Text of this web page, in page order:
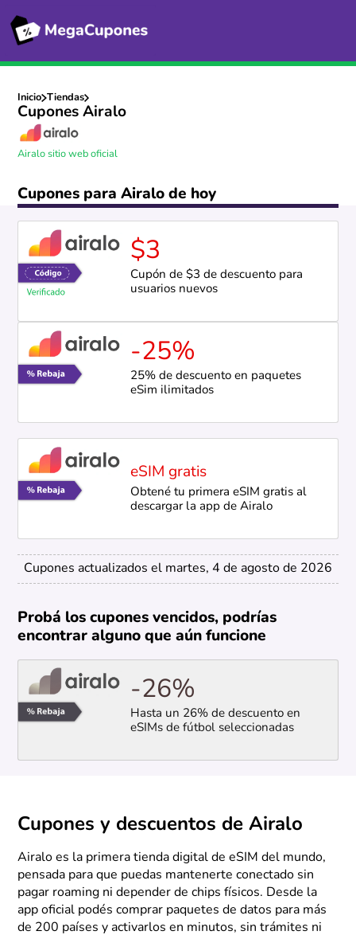
Inicio Tiendas
Cupones Airalo
Airalo sitio web oficial
Cupones para Airalo de hoy
$3
Cupón de $3 de descuento para
usuarios nuevos
-25%
25% de descuento en paquetes
eSim ilimitados
eSIM gratis
Obtené tu primera eSIM gratis al
descargar la app de Airalo
Cupones actualizados el martes, 4 de agosto de 2026
Probá los cupones vencidos, podrías
encontrar alguno que aún funcione
-26%
Hasta un 26% de descuento en
eSIMs de fútbol seleccionadas
Cupones y descuentos de Airalo
Airalo es la primera tienda digital de eSIM del mundo,
pensada para que puedas mantenerte conectado sin
pagar roaming ni depender de chips físicos. Desde la
app oficial podés comprar paquetes de datos para más
de 200 países y activarlos en minutos, sin trámites ni